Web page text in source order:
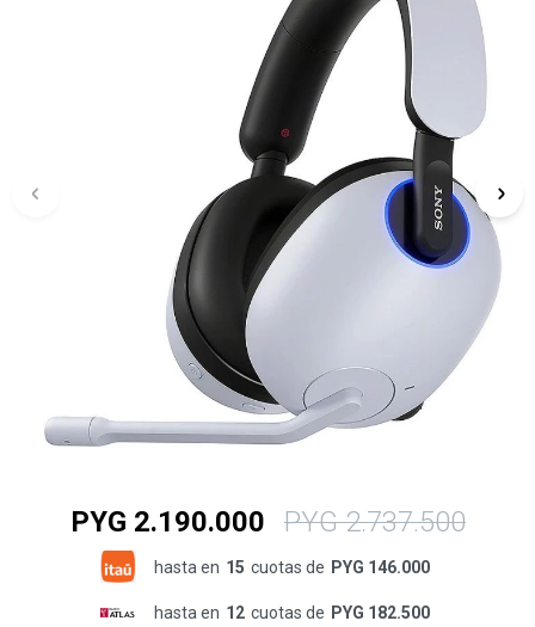
PYG 2.190.000 PYG 2.737.500
hasta en 15 cuotas de PYG 146.000
hasta en 12 cuotas de PYG 182.500